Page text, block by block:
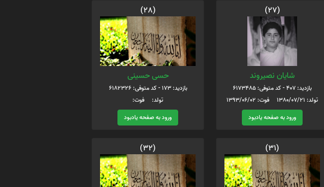
(27)
شایان نصیروند
بازدید: 407 - کد متوفی: 6173485
تولد: 1380/07/21 فوت: 1393/06/02
ورود به صفحه یادبود
(28)
حسی حسینی
بازدید: 173 - کد متوفی: 6182326
تولد: فوت:
ورود به صفحه یادبود
(31)
(32)